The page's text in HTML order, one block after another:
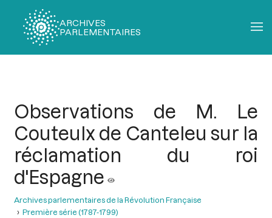
ARCHIVES
PARLEMENTAIRES
Observations de M. Le
Couteulx de Canteleu sur la
réclamation du roi
d'Espagne
Archives parlementaires de la Révolution Française
Première série (1787-1799)